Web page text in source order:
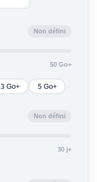
Non défini
50 Go+
3 Go+ 5 Go+
Non défini
30 j+